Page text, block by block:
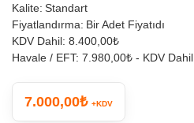
Kalite: Standart
Fiyatlandırma: Bir Adet Fiyatıdı
KDV Dahil: 8.400,00₺
Havale / EFT: 7.980,00₺ - KDV Dahil
7.000,00₺ +KDV